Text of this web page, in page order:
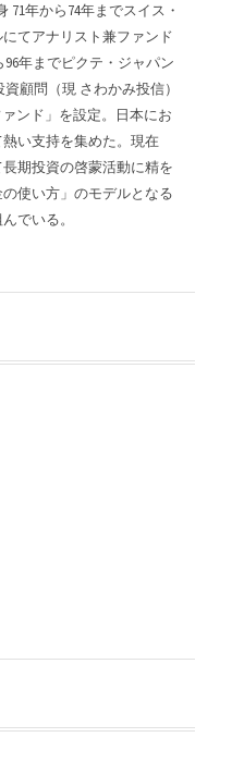
71年から74年までスイス・
てアナリスト兼ファンド
年までピクテ・ジャパン
顧問（現 さわかみ投信）
ンド」を設定。日本にお
い支持を集めた。現在
期投資の啓蒙活動に精を
使い方」のモデルとなる
でいる。